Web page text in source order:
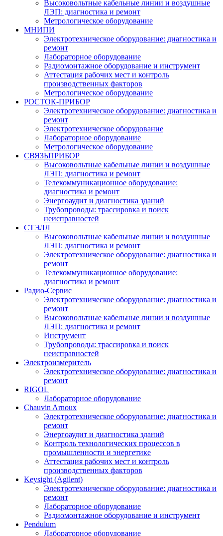
Высоковольтные кабельные линии и воздушные
ЛЭП: диагностика и ремонт
Метрологическое оборудование
МНИПИ
Электротехническое оборудование: диагностика и
ремонт
Лабораторное оборудование
Радиомонтажное оборудование и инструмент
Аттестация рабочих мест и контроль
производственных факторов
Метрологическое оборудование
РОСТОК-ПРИБОР
Электротехническое оборудование: диагностика и
ремонт
Электротехническое оборудование
Лабораторное оборудование
Метрологическое оборудование
СВЯЗЬПРИБОР
Высоковольтные кабельные линии и воздушные
ЛЭП: диагностика и ремонт
Телекоммуникационное оборудование:
диагностика и ремонт
Энергоаудит и диагностика зданий
Трубопроводы: трассировка и поиск
неисправностей
СТЭЛЛ
Высоковольтные кабельные линии и воздушные
ЛЭП: диагностика и ремонт
Электротехническое оборудование: диагностика и
ремонт
Телекоммуникационное оборудование:
диагностика и ремонт
Радио-Cервис
Электротехническое оборудование: диагностика и
ремонт
Высоковольтные кабельные линии и воздушные
ЛЭП: диагностика и ремонт
Инструмент
Трубопроводы: трассировка и поиск
неисправностей
Электроизмеритель
Электротехническое оборудование: диагностика и
ремонт
RIGOL
Лабораторное оборудование
Chauvin Arnoux
Электротехническое оборудование: диагностика и
ремонт
Энергоаудит и диагностика зданий
Контроль технологических процессов в
промышленности и энергетике
Аттестация рабочих мест и контроль
производственных факторов
Keysight (Agilent)
Электротехническое оборудование: диагностика и
ремонт
Лабораторное оборудование
Радиомонтажное оборудование и инструмент
Pendulum
Лабораторное оборудование